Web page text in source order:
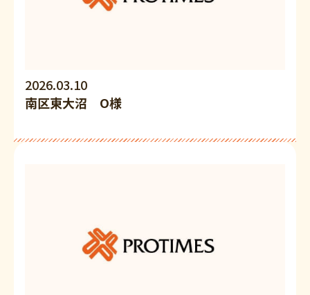
2026.03.10
南区東大沼 O様